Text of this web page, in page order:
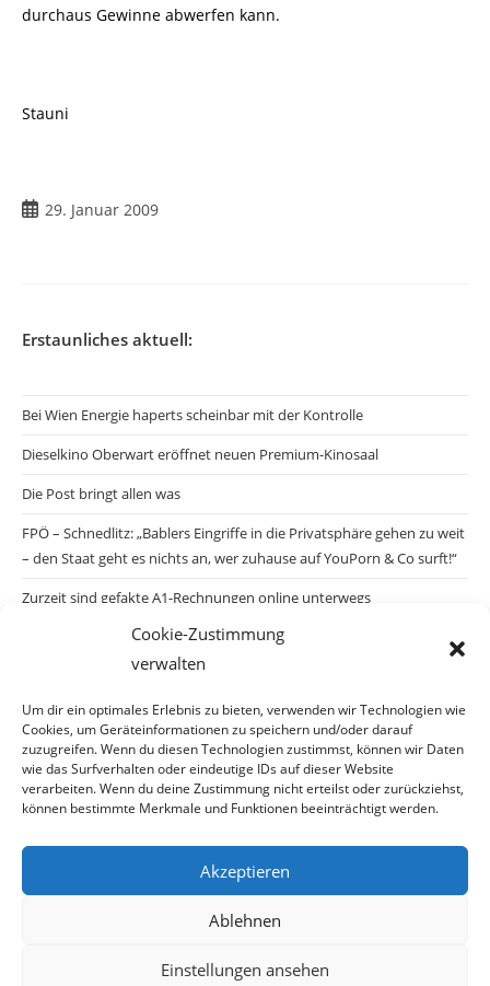
Cookie-Zustimmung
verwalten
Um dir ein optimales Erlebnis zu bieten, verwenden wir Technologien wie
Cookies, um Geräteinformationen zu speichern und/oder darauf
zuzugreifen. Wenn du diesen Technologien zustimmst, können wir Daten
wie das Surfverhalten oder eindeutige IDs auf dieser Website
verarbeiten. Wenn du deine Zustimmung nicht erteilst oder zurückziehst,
können bestimmte Merkmale und Funktionen beeinträchtigt werden.
Akzeptieren
Ablehnen
Einstellungen ansehen
durchaus Gewinne abwerfen kann.
Stauni
Beitrag
29. Januar 2009
Erstaunliches aktuell:
Bei Wien Energie haperts scheinbar mit der Kontrolle
Dieselkino Oberwart eröffnet neuen Premium-Kinosaal
Die Post bringt allen was
FPÖ – Schnedlitz: „Bablers Eingriffe in die Privatsphäre gehen zu weit
– den Staat geht es nichts an, wer zuhause auf YouPorn & Co surft!“
Zurzeit sind gefakte A1-Rechnungen online unterwegs
Salzburgs Juden und ihre Sicherheit: „Erst nach einem Anschlag wäre
die Gefahr endlich konkret!“
Biologisches Wunder in Ceuta
Ein vermeintliches Abschiebemärchen
Archiv